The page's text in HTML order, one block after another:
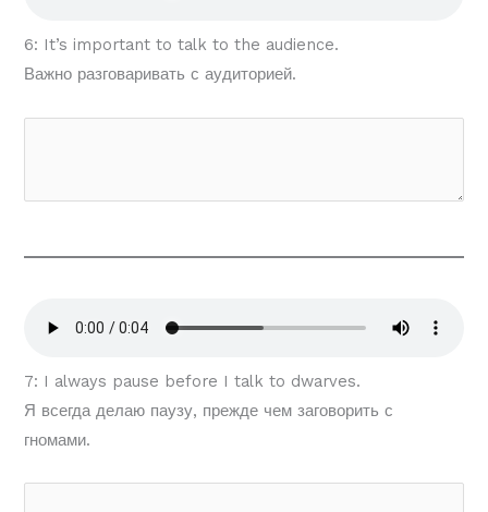
6: It’s important to talk to the audience.
Важно разговаривать с аудиторией.
7: I always pause before I talk to dwarves.
Я всегда делаю паузу, прежде чем заговорить с
гномами.